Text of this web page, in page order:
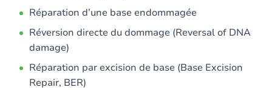
Réparation d’une base endommagée
Réversion directe du dommage (Reversal of DNA
damage)
Réparation par excision de base (Base Excision
Repair, BER)